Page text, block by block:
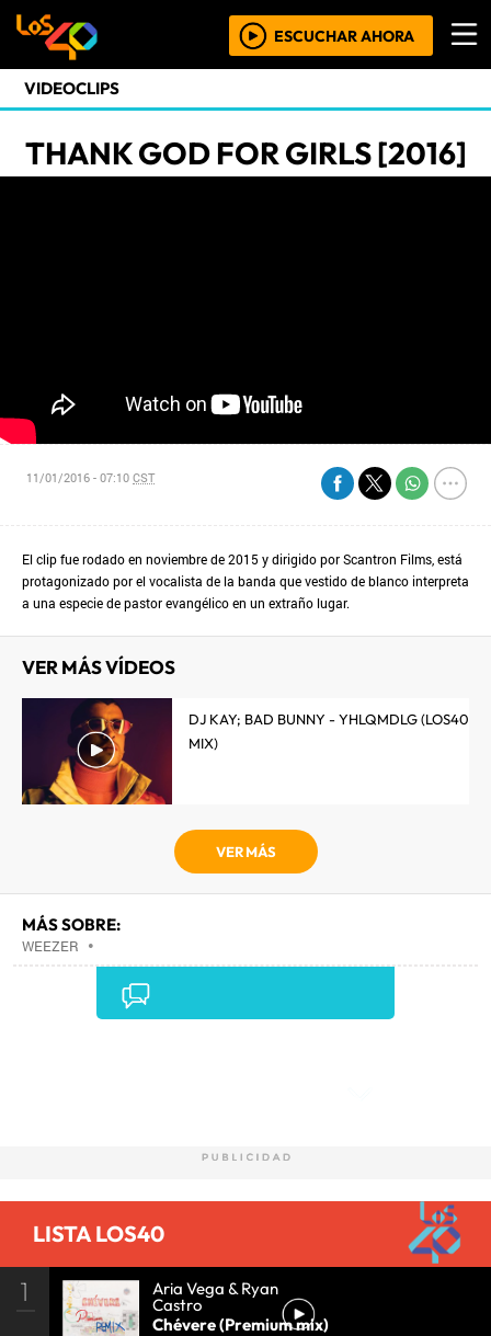
ESCUCHAR AHORA
VIDEOCLIPS
THANK GOD FOR GIRLS [2016]
11/01/2016 - 07:10CST
El clip fue rodado en noviembre de 2015 y dirigido por Scantron Films, está
protagonizado por el vocalista de la banda que vestido de blanco interpreta
a una especie de pastor evangélico en un extraño lugar.
VER MÁS VÍDEOS
DJ KAY; BAD BUNNY - YHLQMDLG (LOS40
MIX)
VER MÁS
MÁS SOBRE:
WEEZER •
LISTA LOS40
1 Aria Vega & Ryan
Castro
Chévere (Premium mix)